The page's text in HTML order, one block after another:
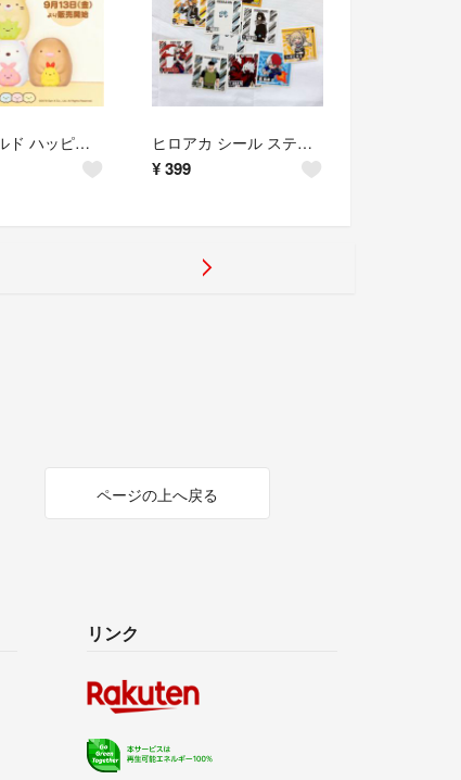
マクドナルド ハッピーセットおもちゃ すみっコぐらし 置き物 マック ヒロアカ シール ステッカー 僕らのヒーローアカデミア ヒロアカシール
¥399
ページの上へ戻る
リンク